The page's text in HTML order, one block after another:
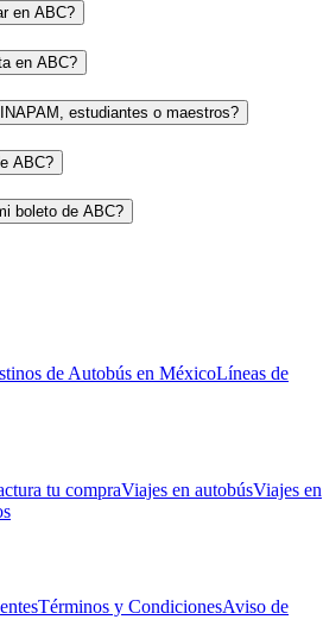
en ABC?
en ABC?
estudiantes o maestros?
ABC?
boleto de ABC?
de Autobús en MéxicoLíneas de
tu compraViajes en autobúsViajes en
Términos y CondicionesAviso de